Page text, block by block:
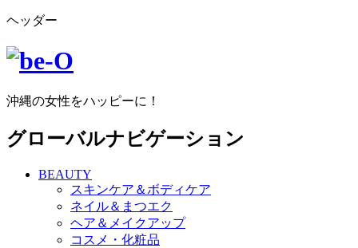
ヘッダー
沖縄の女性をハッピーに！
グローバルナビゲーション
BEAUTY
スキンケア＆ボディケア
ネイル＆まつエク
ヘア＆メイクアップ
コスメ・化粧品